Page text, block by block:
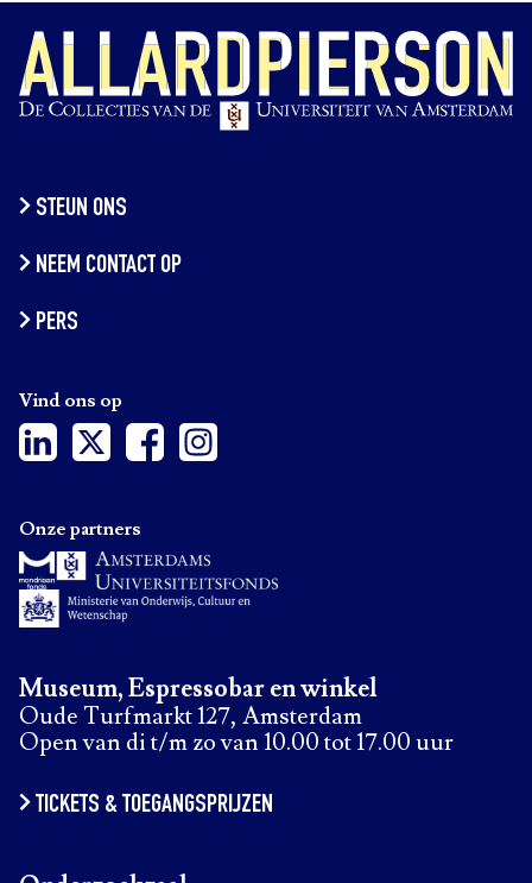
STEUN ONS
NEEM CONTACT OP
PERS
Vind ons op
Museum, Espressobar en winkel
Oude Turfmarkt 127, Amsterdam
Open van di t/m zo van 10.00 tot 17.00 uur
TICKETS & TOEGANGSPRIJZEN
Onze partners